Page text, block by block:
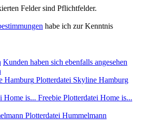
Felder sind Pflichtfelder.
habe ich zur Kenntnis
Kunden haben sich ebenfalls angesehen
Plotterdatei Skyline Hamburg
Freebie Plotterdatei Home is...
Plotterdatei Hummelmann